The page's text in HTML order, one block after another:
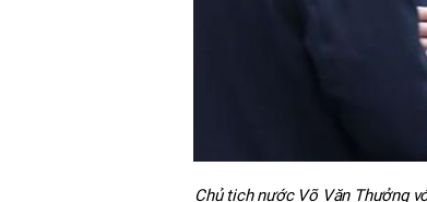
Chủ tịch nước Võ Văn Thưởng